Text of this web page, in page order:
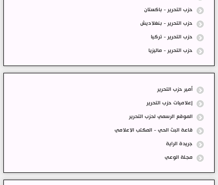
حزب التحرير - باكستان
حزب التحرير - بنغلاديش
حزب التحرير - تركيا
حزب التحرير - ماليزيا
أمير حزب التحرير
إعلاميات حزب التحرير
الموقع الرسمي لحزب التحرير
قاعة البث الحي - المكتب الاعلامي
جريدة الراية
مجلة الوعي